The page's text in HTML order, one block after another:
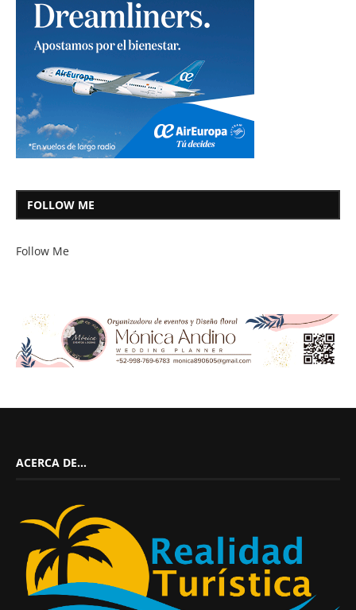
FOLLOW ME
Follow Me
ACERCA DE…